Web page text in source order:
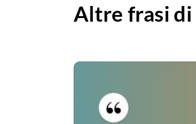
Altre frasi di